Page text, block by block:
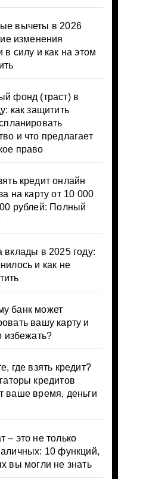
вычеты в 2026
изменения
в силу и как на этом
фонд (траст) в
как защитить
и что предлагает
право
кредит онлайн
на карту от 10 000
рублей: Полный
вклады в 2025 году:
и как не
банк может
вашу карту и
избежать?
где взять кредит?
кредитов
ваше время, деньги
– это не только
10 функций,
вы могли не знать